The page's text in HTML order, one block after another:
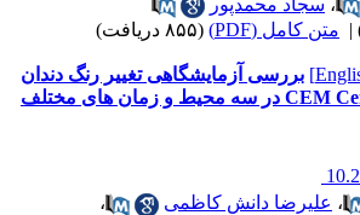
،سجاد محمدپور
متن کامل (PDF) (۸۵۵ دریافت)
بررسی آزمایشگاهی تغییر رنگ دندان
،علیرضا دانش کاظمی
،